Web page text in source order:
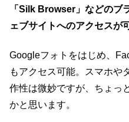
「Silk Browser」などのブ
ェブサイトへのアクセスが
Googleフォトをはじめ、
もアクセス可能。スマホや
作性は微妙ですが、ちょっ
かと思います。